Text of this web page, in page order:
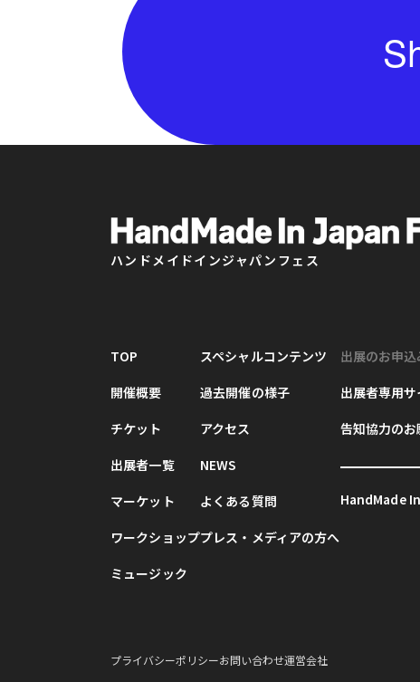
ハンドメイドインジャパンフェス
TOP
開催概要
チケット
出展者一覧
マーケット
ワークショップ
ミュージック
スペシャルコンテンツ
過去開催の様子
アクセス
NEWS
よくある質問
プレス・メディアの方へ
出展のお申込
出展者専用サ
告知協力の
HandMade
プライバシーポリシーお問い合わせ運営会社